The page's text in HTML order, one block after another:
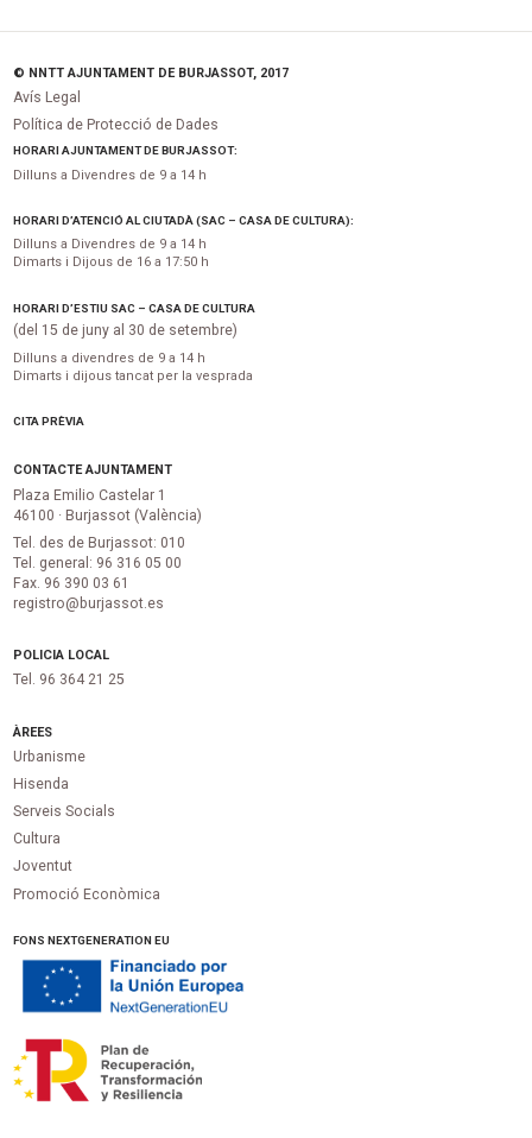
© NNTT AJUNTAMENT DE BURJASSOT, 2017
Avís Legal
Política de Protecció de Dades
HORARI AJUNTAMENT DE BURJASSOT:
Dilluns a Divendres de 9 a 14 h
HORARI D’ATENCIÓ AL CIUTADÀ (SAC – CASA DE CULTURA):
Dilluns a Divendres de 9 a 14 h
Dimarts i Dijous de 16 a 17:50 h
HORARI D’ESTIU SAC – CASA DE CULTURA
(del 15 de juny al 30 de setembre)
Dilluns a divendres de 9 a 14 h
Dimarts i dijous tancat per la vesprada
CITA PRÈVIA
CONTACTE AJUNTAMENT
Plaza Emilio Castelar 1
46100 · Burjassot (València)
Tel. des de Burjassot: 010
Tel. general: 96 316 05 00
Fax. 96 390 03 61
registro@burjassot.es
POLICIA LOCAL
Tel. 96 364 21 25
ÀREES
Urbanisme
Hisenda
Serveis Socials
Cultura
Joventut
Promoció Econòmica
FONS NEXTGENERATION EU